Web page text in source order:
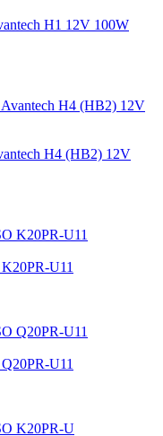
H1 12V 100W
H4 (HB2) 12V
U11
U11